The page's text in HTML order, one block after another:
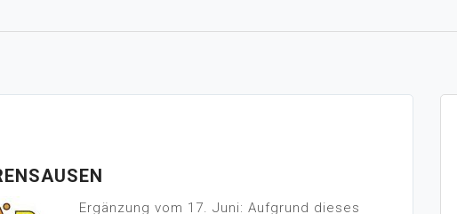
Ergänzung vom 17. Juni: Aufgrund dieses